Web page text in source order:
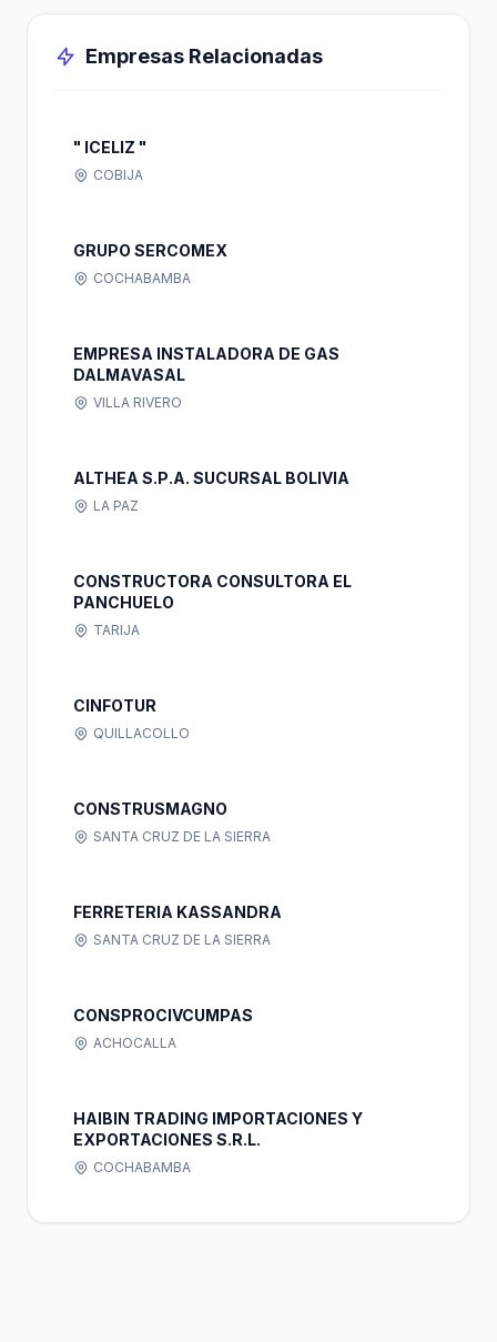
Empresas Relacionadas
" ICELIZ "
COBIJA
GRUPO SERCOMEX
COCHABAMBA
EMPRESA INSTALADORA DE GAS
DALMAVASAL
VILLA RIVERO
ALTHEA S.P.A. SUCURSAL BOLIVIA
LA PAZ
CONSTRUCTORA CONSULTORA EL
PANCHUELO
TARIJA
CINFOTUR
QUILLACOLLO
CONSTRUSMAGNO
SANTA CRUZ DE LA SIERRA
FERRETERIA KASSANDRA
SANTA CRUZ DE LA SIERRA
CONSPROCIVCUMPAS
ACHOCALLA
HAIBIN TRADING IMPORTACIONES Y
EXPORTACIONES S.R.L.
COCHABAMBA